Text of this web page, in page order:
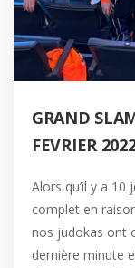
GRAND
FEVRIER
Alors qu’il y a
complet en
nos judokas ont
dernière minute